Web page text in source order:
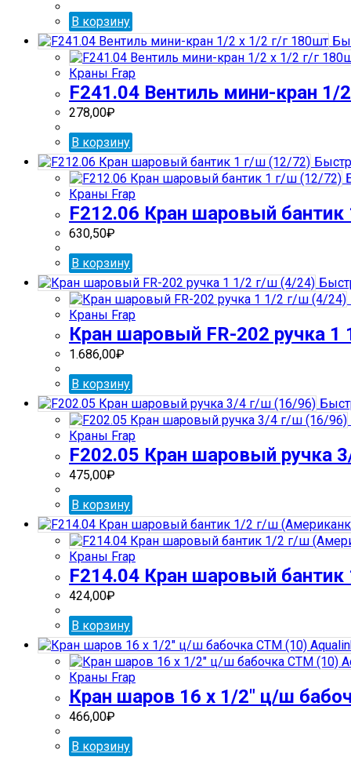
В корзину
Краны Frap
F241.04 Вентиль мини-кран 1/
278,00₽
В корзину
Краны Frap
F212.06 Кран шаровый
630,50₽
В корзину
Краны Frap
Кран шаровый FR-202 ручка
1.686,00₽
В корзину
Краны Frap
F202.05 Кран шаровый ручка
475,00₽
В корзину
Краны Frap
F214.04 Кран шаровый
424,00₽
В корзину
Краны Frap
Кран шаров 16 х 1/2″ ц/ш
466,00₽
В корзину